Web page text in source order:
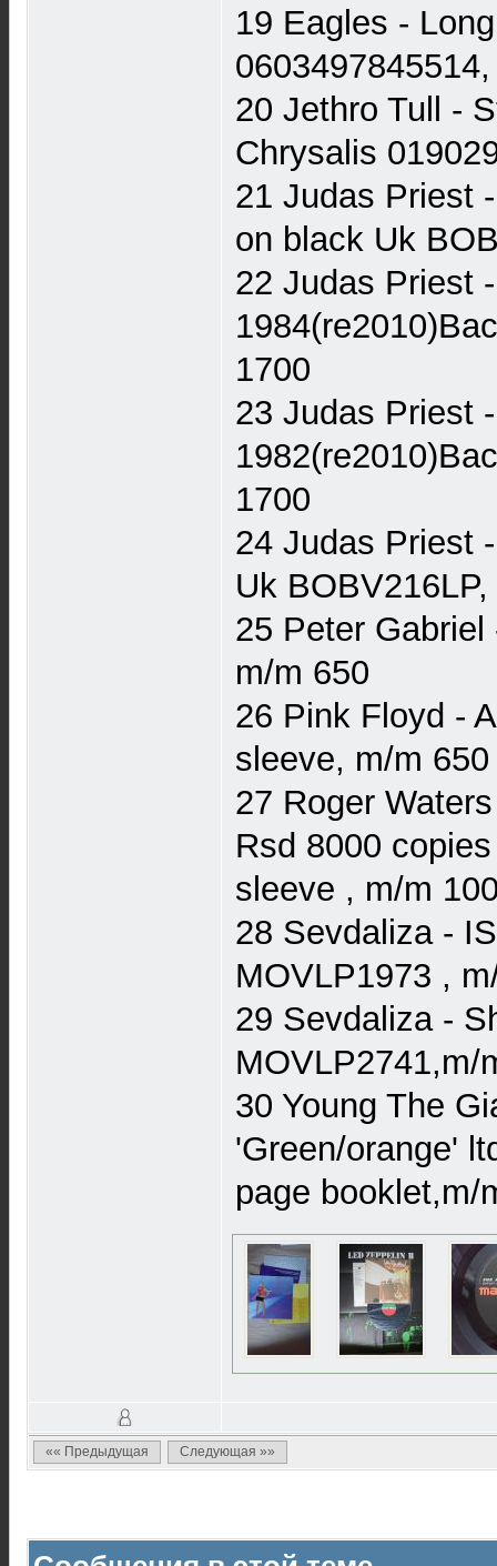
19 Eagles -
20 Jethro Tull -
Chrysalis
21 Judas Priest
on black Uk
22 Judas Priest
1700
23 Judas Priest
1700
24 Judas Priest
Uk
25 Peter
m/m 650
26 Pink Floyd -
sleeve, m/m 650
27 Roger
Rsd 8000
sleeve , m/m
28 Sevdaliza ‎-
MOVLP1973 ,
29 Sevdaliza ‎-
MOVLP2741,m/
30 Young The
'Green/orange'
page booklet,m/
«« Предыдущая Следующая »»